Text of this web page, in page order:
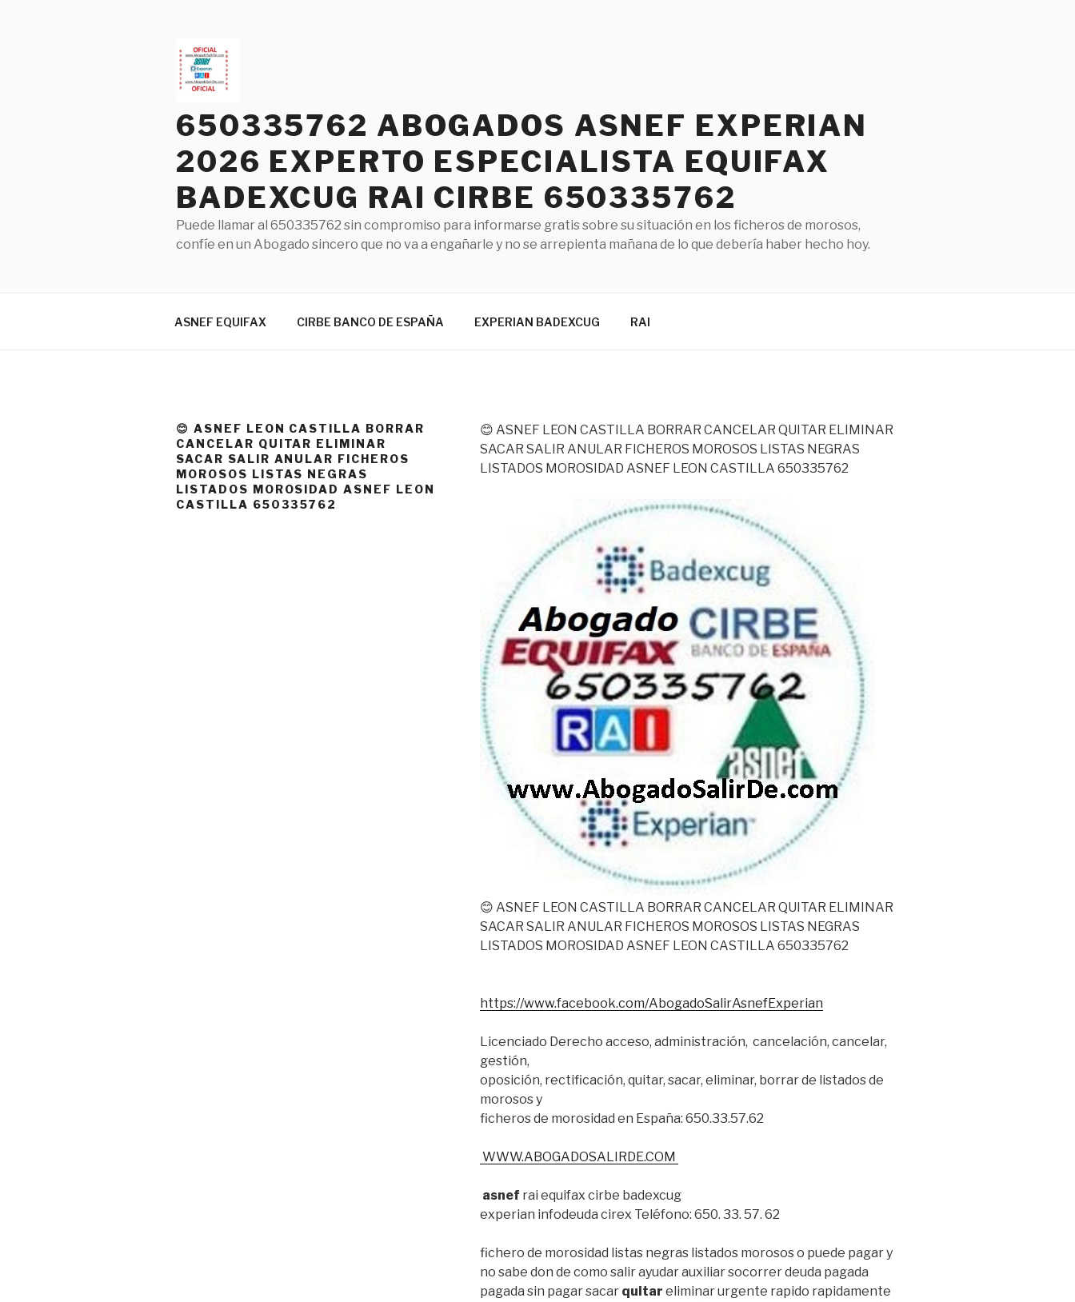
650335762 ABOGADOS ASNEF EXPERIAN
2026 EXPERTO ESPECIALISTA EQUIFAX
BADEXCUG RAI CIRBE 650335762
Puede llamar al 650335762 sin compromiso para informarse gratis sobre su situación en los ficheros de morosos,
confíe en un Abogado sincero que no va a engañarle y no se arrepienta mañana de lo que debería haber hecho hoy.
ASNEF EQUIFAX CIRBE BANCO DE ESPAÑA EXPERIAN BADEXCUG RAI
😊 ASNEF LEON CASTILLA BORRAR
CANCELAR QUITAR ELIMINAR
SACAR SALIR ANULAR FICHEROS
MOROSOS LISTAS NEGRAS
LISTADOS MOROSIDAD ASNEF LEON
CASTILLA 650335762
😊 ASNEF LEON CASTILLA BORRAR CANCELAR QUITAR ELIMINAR
SACAR SALIR ANULAR FICHEROS MOROSOS LISTAS NEGRAS
LISTADOS MOROSIDAD ASNEF LEON CASTILLA 650335762
😊 ASNEF LEON CASTILLA BORRAR CANCELAR QUITAR ELIMINAR
SACAR SALIR ANULAR FICHEROS MOROSOS LISTAS NEGRAS
LISTADOS MOROSIDAD ASNEF LEON CASTILLA 650335762
https://www.facebook.com/AbogadoSalirAsnefExperian
Licenciado Derecho acceso, administración, cancelación, cancelar,
gestión,
oposición, rectificación, quitar, sacar, eliminar, borrar de listados de
morosos y
ficheros de morosidad en España: 650.33.57.62
WWW.ABOGADOSALIRDE.COM
asnef rai equifax cirbe badexcug
experian infodeuda cirex Teléfono: 650. 33. 57. 62
fichero de morosidad listas negras listados morosos o puede pagar y
no sabe don de como salir ayudar auxiliar socorrer deuda pagada
pagada sin pagar sacar quitar eliminar urgente rapido rapidamente